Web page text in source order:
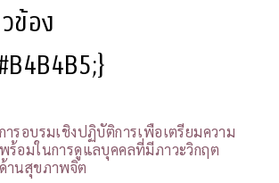
ข้อง
การอบรมเชิงปฏิบัติการเพื่อเตรียมความ
พร้อมในการดูแลบุคคลที่มีภาวะวิกฤต
ด้านสุขภาพจิต